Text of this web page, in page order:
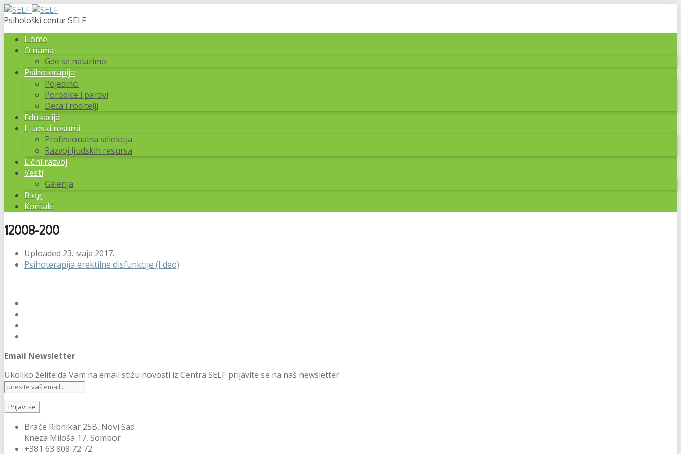
Psihološki centar SELF
Home
O nama
Gde se nalazimo
Psihoterapija
Pojedinci
Porodice i parovi
Deca i roditelji
Edukacija
Ljudski resursi
Profesionalna selekcija
Razvoj ljudskih resursa
Lični razvoj
Vesti
Galerija
Blog
Kontakt
12008-200
Uploaded 23. маја 2017.
Psihoterapija erektilne disfunkcije (I deo)
Email Newsletter
Ukoliko želite da Vam na email stižu novosti iz Centra SELF prijavite se na naš newsletter.
Braće Ribnikar 25B, Novi Sad
Kneza Miloša 17, Sombor
+381 63 808 72 72